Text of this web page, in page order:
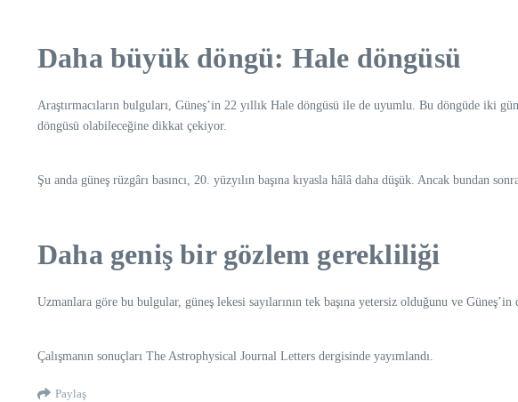
Daha büyük döngü: Hale döngüsü
Araştırmacıların bulguları, Güneş’in 22 yıllık Hale döngüsü ile de uyumlu. Bu döngüde
döngüsü olabileceğine dikkat çekiyor.
Şu anda güneş rüzgârı basıncı, 20. yüzyılın başına kıyasla hâlâ daha düşük. Ancak bundan
Daha geniş bir gözlem gerekliliği
Uzmanlara göre bu bulgular, güneş lekesi sayılarının tek başına yetersiz olduğunu ve
Çalışmanın sonuçları The Astrophysical Journal Letters dergisinde yayımlandı.
Paylaş